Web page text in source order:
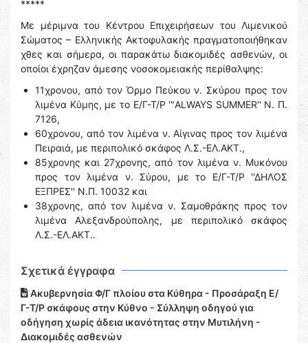
*****
Με μέριμνα του Κέντρου Επιχειρήσεων του Λιμενικού
Σώματος – Ελληνικής Ακτοφυλακής πραγματοποιήθηκαν
χθες και σήμερα, οι παρακάτω διακομιδές ασθενών, οι
οποίοι έχρηζαν άμεσης νοσοκομειακής περίθαλψης:
11χρονου, από τον Όρμο Πεύκου ν. Σκύρου προς τον
λιμένα Κύμης, με το Ε/Γ-Τ/Ρ '"ALWAYS SUMMER'' Ν. Π.
7126,
60χρονου, από τον λιμένα ν. Αίγινας προς τον λιμένα
Πειραιά, με περιπολικό σκάφος Λ.Σ.-ΕΛ.ΑΚΤ.,
85χρονης και 27χρονης, από τον λιμένα ν. Μυκόνου
προς τον λιμένα ν. Σύρου, με το Ε/Γ-Τ/Ρ ''ΔΗΛΟΣ
ΕΞΠΡΕΣ'' Ν.Π. 10032 και
38χρονης, από τον λιμένα ν. Σαμοθράκης προς τον
λιμένα Αλεξανδρούπολης, με περιπολικό σκάφος
Λ.Σ.-ΕΛ.ΑΚΤ..
Σχετικά έγγραφα
Ακυβερνησία Φ/Γ πλοίου στα Κύθηρα - Προσάραξη Ε/
Γ-Τ/Ρ σκάφους στην Κύθνο - Σύλληψη οδηγού για
οδήγηση χωρίς άδεια ικανότητας στην Μυτιλήνη -
Διακομιδές ασθενών